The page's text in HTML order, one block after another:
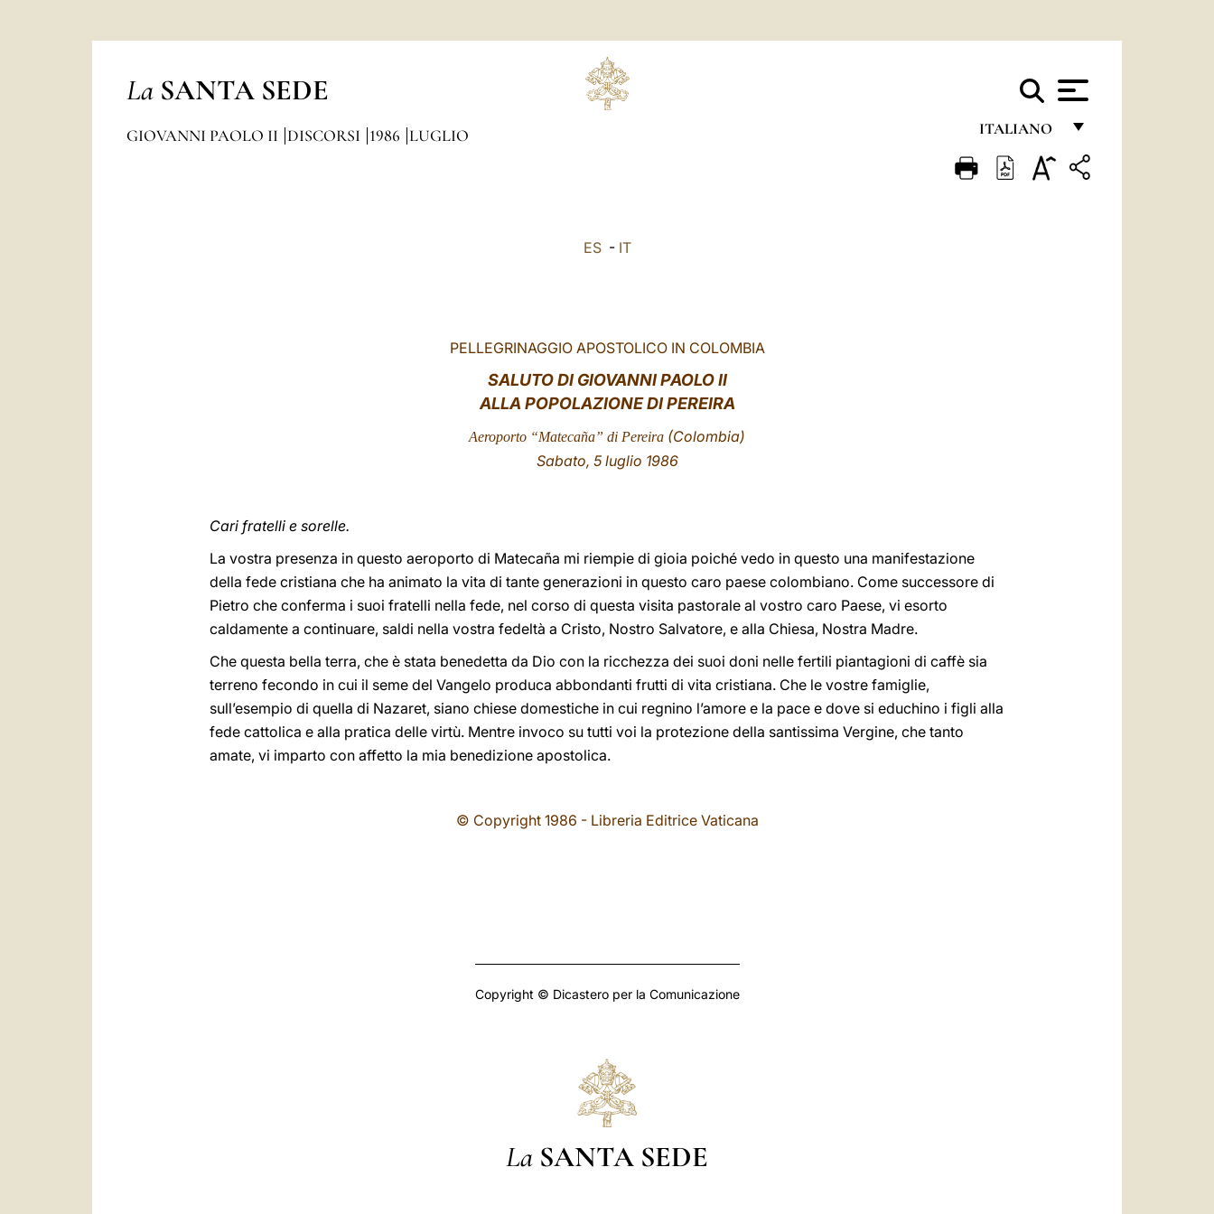
La SANTA SEDE
ITALIANO
FRANÇAIS
GIOVANNI PAOLO II DISCORSI 1986 LUGLIO
ES- IT
PELLEGRINAGGIO APOSTOLICO IN COLOMBIA
SALUTODI GIOVANNI PAOLO II
ALLA POPOLAZIONE DI PEREIRA
Aeroporto “Matecaña” di Pereira (Colombia)
Sabato, 5 luglio 1986
Cari fratelli e sorelle.
La vostra presenza in questo aeroporto di Matecaña mi riempie di gioia poiché vedo in questo una manifestazione
della fede cristiana che ha animato la vita di tante generazioni in questo caro paese colombiano. Come successore di
Pietro che conferma i suoi fratelli nella fede, nel corso di questa visita pastorale al vostro caro Paese, vi esorto
caldamente a continuare, saldi nella vostra fedeltà a Cristo, Nostro Salvatore, e alla Chiesa, Nostra Madre.
Che questa bella terra, che è stata benedetta da Dio con la ricchezza dei suoi doni nelle fertili piantagioni di caffè sia
terreno fecondo in cui il seme del Vangelo produca abbondanti frutti di vita cristiana. Che le vostre famiglie,
sull’esempio di quella di Nazaret, siano chiese domestiche in cui regnino l’amore e la pace e dove si educhino i figli alla
fede cattolica e alla pratica delle virtù. Mentre invoco su tutti voi la protezione della santissima Vergine, che tanto
amate, vi imparto con affetto la mia benedizione apostolica.
© Copyright 1986 - Libreria Editrice Vaticana
Copyright © Dicastero per la Comunicazione
La SANTA SEDE